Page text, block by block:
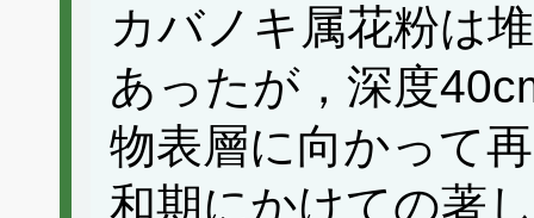
カバノキ属花粉は
あったが，深度
物表層に向かって
和期にかけての著